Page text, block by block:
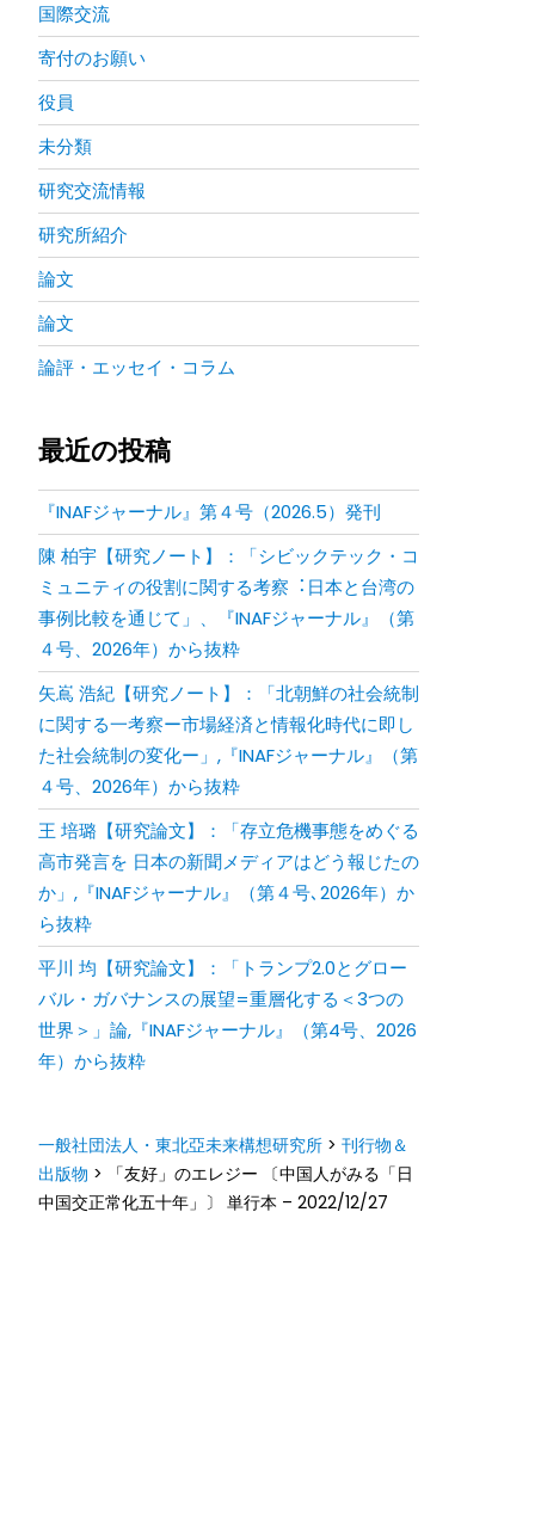
国際交流
寄付のお願い
役員
未分類
研究交流情報
研究所紹介
論文
論文
論評・エッセイ・コラム
最近の投稿
『INAFジャーナル』第４号（2026.5）発刊
陳 柏宇【研究ノート】：「シビックテック・コ
ミュニティの役割に関する考察︓⽇本と台湾の
事例⽐較を通じて」、『INAFジャーナル』（第
４号、2026年）から抜粋
矢嶌 浩紀【研究ノート】：「北朝鮮の社会統制
に関する一考察ー市場経済と情報化時代に即し
た社会統制の変化ー」,『INAFジャーナル』（第
４号、2026年）から抜粋
王 培璐【研究論文】：「存⽴危機事態をめぐる
⾼市発⾔を ⽇本の新聞メディアはどう報じたの
か」,『INAFジャーナル』（第４号､2026年）か
ら抜粋
平川 均【研究論文】：「トランプ2.0とグロー
バル・ガバナンスの展望=重層化する＜3つの
世界＞」論,『INAFジャーナル』（第4号、2026
年）から抜粋
一般社団法人・東北亞未来構想研究所> 刊行物＆
出版物 >
「友好」のエレジー 〔中国人がみる「日
中国交正常化五十年」〕 単行本 – 2022/12/27